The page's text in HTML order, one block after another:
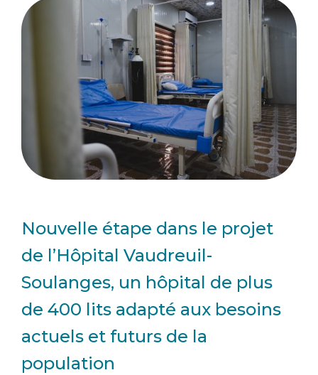
Nouvelle étape dans le projet
de l’Hôpital Vaudreuil-
Soulanges, un hôpital de plus
de 400 lits adapté aux besoins
actuels et futurs de la
population